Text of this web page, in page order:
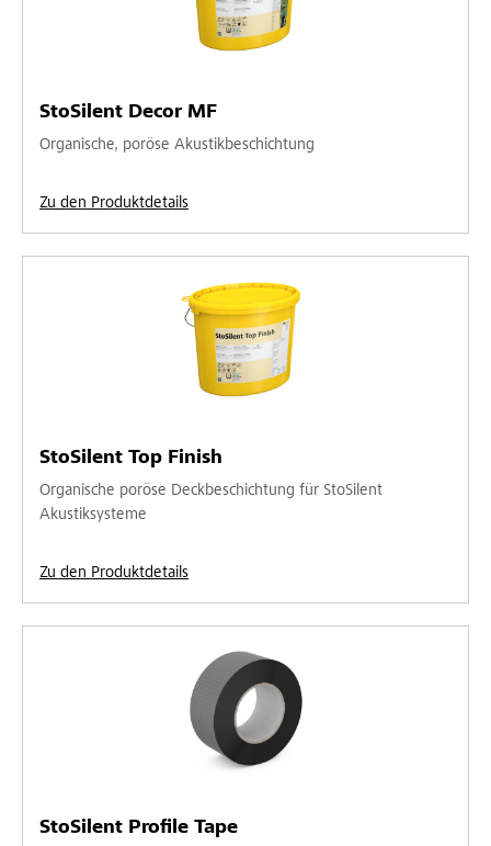
StoSilent Decor MF
Organische, poröse Akustikbeschichtung
Zu den Produktdetails
StoSilent Top Finish
Organische poröse Deckbeschichtung für StoSilent
Akustiksysteme
Zu den Produktdetails
StoSilent Profile Tape